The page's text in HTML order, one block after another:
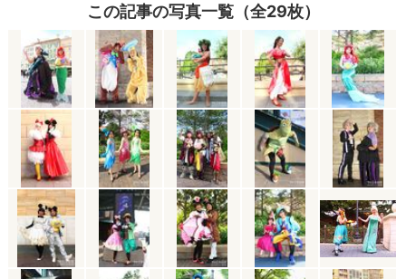
この記事の写真一覧（全29枚）